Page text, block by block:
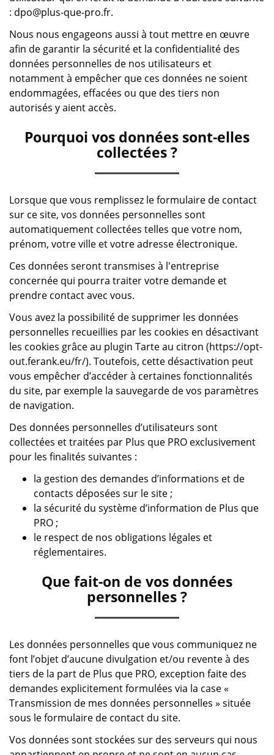
: dpo@plus-que-pro.fr.
Nous nous engageons aussi à tout mettre en œuvre
afin de garantir la sécurité et la confidentialité des
données personnelles de nos utilisateurs et
notamment à empêcher que ces données ne soient
endommagées, effacées ou que des tiers non
autorisés y aient accès.
Pourquoi vos données sont-elles
collectées ?
Lorsque que vous remplissez le formulaire de contact
sur ce site, vos données personnelles sont
automatiquement collectées telles que votre nom,
prénom, votre ville et votre adresse électronique.
Ces données seront transmises à l'entreprise
concernée qui pourra traiter votre demande et
prendre contact avec vous.
Vous avez la possibilité de supprimer les données
personnelles recueillies par les cookies en désactivant
les cookies grâce au plugin Tarte au citron (https://opt-
out.ferank.eu/fr/). Toutefois, cette désactivation peut
vous empêcher d’accéder à certaines fonctionnalités
du site, par exemple la sauvegarde de vos paramètres
de navigation.
Des données personnelles d’utilisateurs sont
collectées et traitées par Plus que PRO exclusivement
pour les finalités suivantes :
la gestion des demandes d’informations et de
contacts déposées sur le site ;
la sécurité du système d’information de Plus que
PRO ;
le respect de nos obligations légales et
réglementaires.
Que fait-on de vos données
personnelles ?
Les données personnelles que vous communiquez ne
font l’objet d’aucune divulgation et/ou revente à des
tiers de la part de Plus que PRO, exception faite des
demandes explicitement formulées via la case «
Transmission de mes données personnelles » située
sous le formulaire de contact du site.
Vos données sont stockées sur des serveurs qui nous